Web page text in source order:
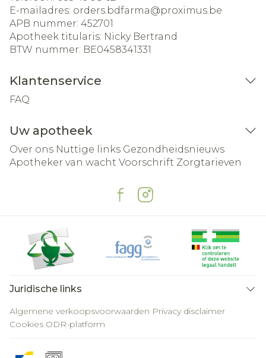
E-mailadres: orders.bdfarma@proximus.be
APB nummer: 452701
Apotheek titularis: Nicky Bertrand
BTW nummer: BE0458341331
Klantenservice
FAQ
Uw apotheek
Over ons Nuttige links Gezondheidsnieuws
Apotheker van wacht Voorschrift Zorgtarieven
Juridische links
Algemene verkoopsvoorwaarden Privacy disclaimer
Cookies ODR-platform